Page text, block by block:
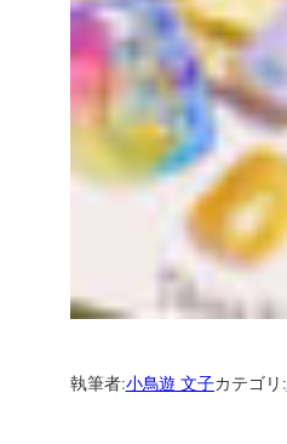
執筆者:小鳥遊 文子カテゴリ: